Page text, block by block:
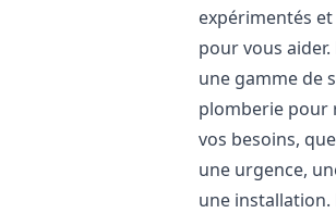
expérimentés
pour vous
une gamme de
plomberie pour
vos besoins,
une urgence,
une